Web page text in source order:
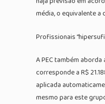
média, o equivalente
Profissionais
A PEC também
corresponde a R$
aplicada
mesmo para este